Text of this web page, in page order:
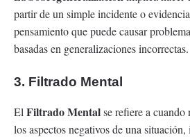
partir de un simple incidente o
pensamiento que puede causar
basadas en generalizaciones incorrectas.
3. Filtrado Mental
El Filtrado Mentalse refiere a cuando
los aspectos negativos de una